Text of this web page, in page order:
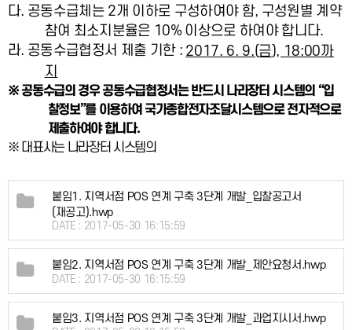
다. 공동수급체는 2개 이하로 구성하여야 함, 구성원별 계약
참여 최소지분율은 10% 이상으로 하여야 합니다.
라. 공동수급협정서 제출 기한 : 2017. 6. 9.(금), 18:00까
지
※ 공동수급의 경우 공동수급협정서는 반드시 나라장터 시스템의 “입
찰정보”를 이용하여 국가종합전자조달시스템으로 전자적으로
제출하여야 합니다.
※ 대표사는 나라장터 시스템의
붙임1. 지역서점 POS 연계 구축 3단계 개발_입찰공고서
(재공고).hwp
DATE : 2017-05-30 16:15:59
붙임2. 지역서점 POS 연계 구축 3단계 개발_제안요청서.hwp
DATE : 2017-05-30 16:15:59
붙임3. 지역서점 POS 연계 구축 3단계 개발_과업지시서.hwp